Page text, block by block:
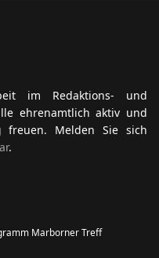
im Redaktions- und
ehrenamtlich aktiv und
freuen. Melden Sie sich
.
Marborner Treff